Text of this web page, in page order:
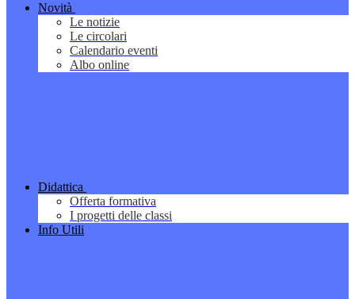
Novità
Le notizie
Le circolari
Calendario eventi
Albo online
Didattica
Offerta formativa
I progetti delle classi
Info Utili